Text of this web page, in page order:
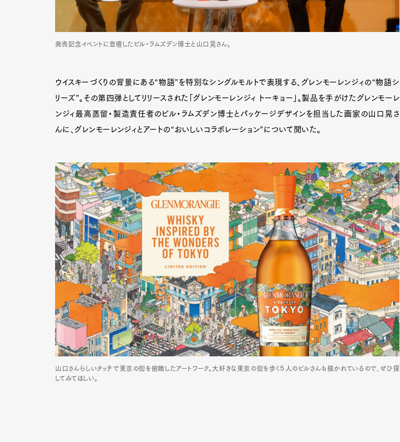
発売記念イベントに登壇したビル・ラムズデン博士と山口晃さん。
ウイスキーづくりの背景にある“物語”を特別なシングルモルトで表現する、グレンモーレンジィの“物語シ
リーズ”。その第四弾としてリリースされた「グレンモーレンジィ トーキョー」。製品を手がけたグレンモーレ
ンジィ最高蒸留・製造責任者のビル・ラムズデン博士とパッケージデザインを担当した画家の山口晃さ
んに、グレンモーレンジィとアートの“おいしいコラボレーション”について聞いた。
山口さんらしいタッチで東京の街を俯瞰したアートワーク。大好きな東京の街を歩く５人のビルさんも描かれているので、ぜひ探
してみてほしい。